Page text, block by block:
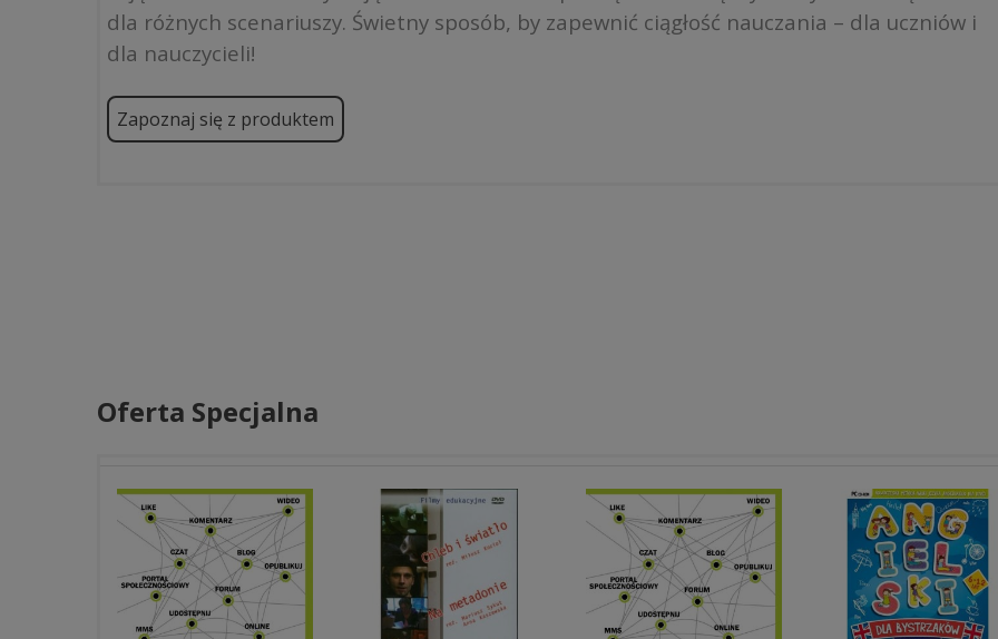
dla różnych scenariuszy. Świetny sposób, by zapewnić ciągłość nauczania – dla uczniów i
dla nauczycieli!
Zapoznaj się z produktem
Oferta Specjalna